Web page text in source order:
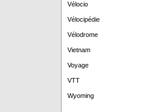
Vélocio
Vélocipédie
Vélodrome
Vietnam
Voyage
VTT
Wyoming